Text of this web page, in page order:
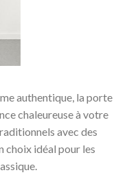
authentique, la porte
chaleureuse à votre
avec des
choix idéal pour les